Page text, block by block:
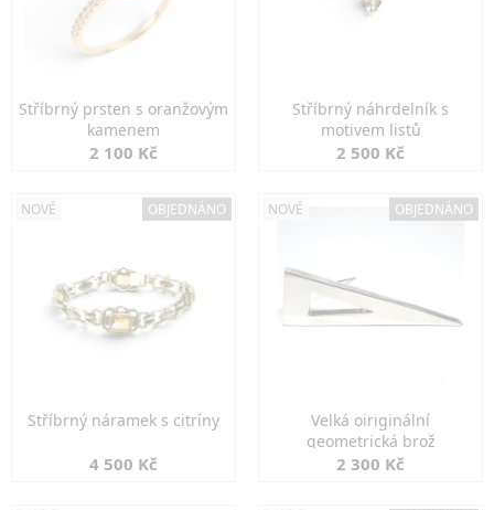
Stříbrný prsten s oranžovým
kamenem
2 100 Kč
Stříbrný náhrdelník s
motivem listů
2 500 Kč
NOVÉ OBJEDNÁNO
Stříbrný náramek s citríny
4 500 Kč
NOVÉ OBJEDNÁNO
Velká oiriginální
geometrická brož
2 300 Kč